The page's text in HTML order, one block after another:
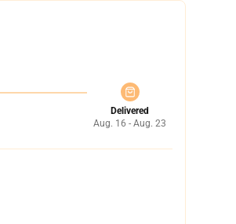
Delivered
Aug. 16 - Aug. 23